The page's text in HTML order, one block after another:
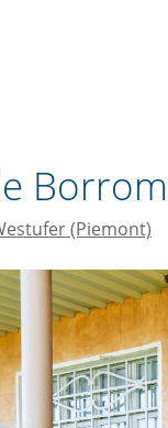
(Piemont)